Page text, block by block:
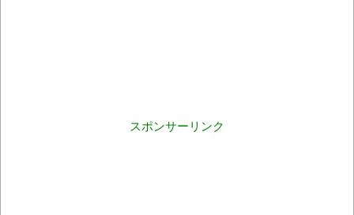
スポンサーリンク